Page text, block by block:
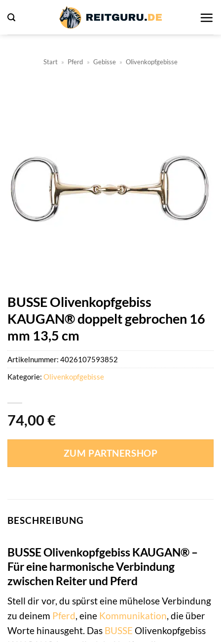
Inhalt
springen
Start » Pferd » Gebisse » Olivenkopfgebisse
BUSSE Olivenkopfgebiss
KAUGAN® doppelt gebrochen 16
mm 13,5 cm
74,00 €
ZUM PARTNERSHOP
Artikelnummer: 4026107593852
Kategorie: Olivenkopfgebisse
BESCHREIBUNG
BUSSE Olivenkopfgebiss KAUGAN® –
Für eine harmonische Verbindung
zwischen Reiter und Pferd
Stell dir vor, du spürst eine mühelose Verbindung
zu deinem Pferd, eine Kommunikation, die über
Worte hinausgeht. Das BUSSE Olivenkopfgebiss